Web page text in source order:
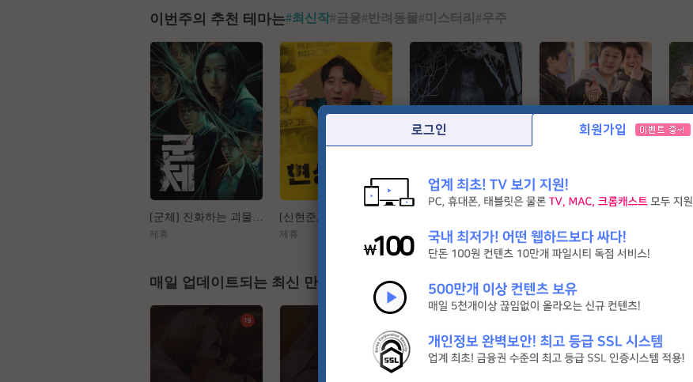
이번주의 추천 테마는#최신작#금융#반려동물#미스터리 #우주
제휴 제휴 제휴 제휴
매일 업데이트되는 최신 만화
로그인 회원가입